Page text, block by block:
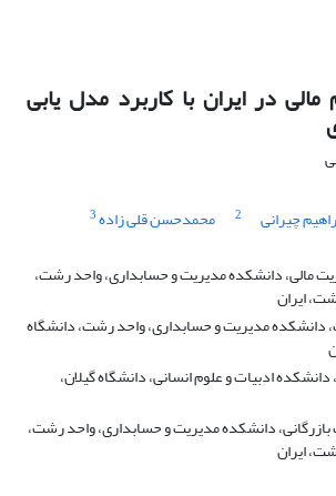
مالی در ایران با کاربرد مدل یابی
چیرانی 2 محمدحسن قلی زاده3
مالی، دانشکده مدیریت و حسابداری، واحد رشت،
ایران
دانشکده مدیریت و حسابداری، واحد رشت، دانشگاه
ادبیات و علوم انسانی، دانشگاه گیلان،
بازرگانی، دانشکده مدیریت و حسابداری، واحد رشت،
ایران